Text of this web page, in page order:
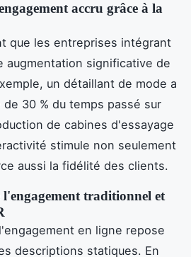
accru grâce à la
que les entreprises intégrant
augmentation significative de
un détaillant de mode a
30 % du temps passé sur
de cabines d'essayage
stimule non seulement
aussi la fidélité des clients.
traditionnel et
en ligne repose
descriptions statiques. En